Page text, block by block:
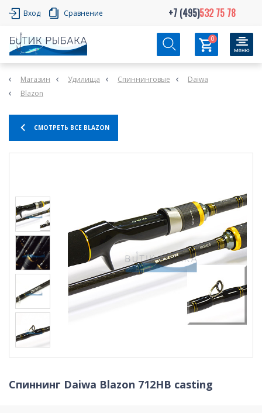
Вход Сравнение +7 (495)532 75 78
0
Магазин Удилища Спиннинговые
Daiwa
Blazon
СМОТРЕТЬ ВСЕ BLAZON
Спиннинг Daiwa Blazon 712HB casting